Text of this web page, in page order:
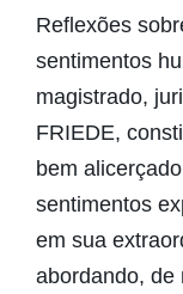
Reflexões
sentimentos
magistrado,
FRIEDE,
bem
sentimentos
em sua
abordando, de